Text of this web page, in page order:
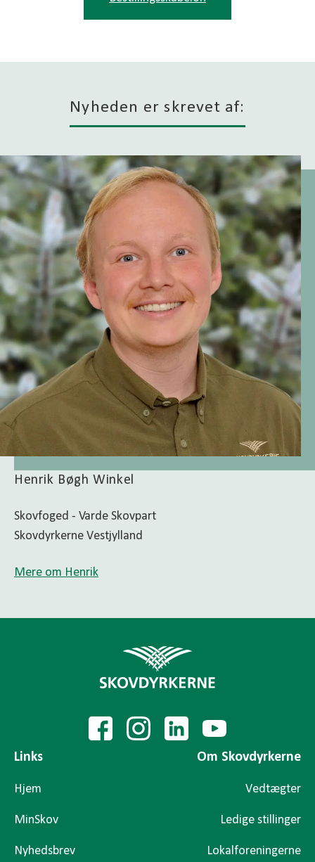
Nyheden er skrevet af:
Henrik Bøgh Winkel
Skovfoged - Varde Skovpart
Skovdyrkerne Vestjylland
Mere om Henrik
Links
Hjem
MinSkov
Nyhedsbrev
Om Skovdyrkerne
Vedtægter
Ledige stillinger
Lokalforeningerne